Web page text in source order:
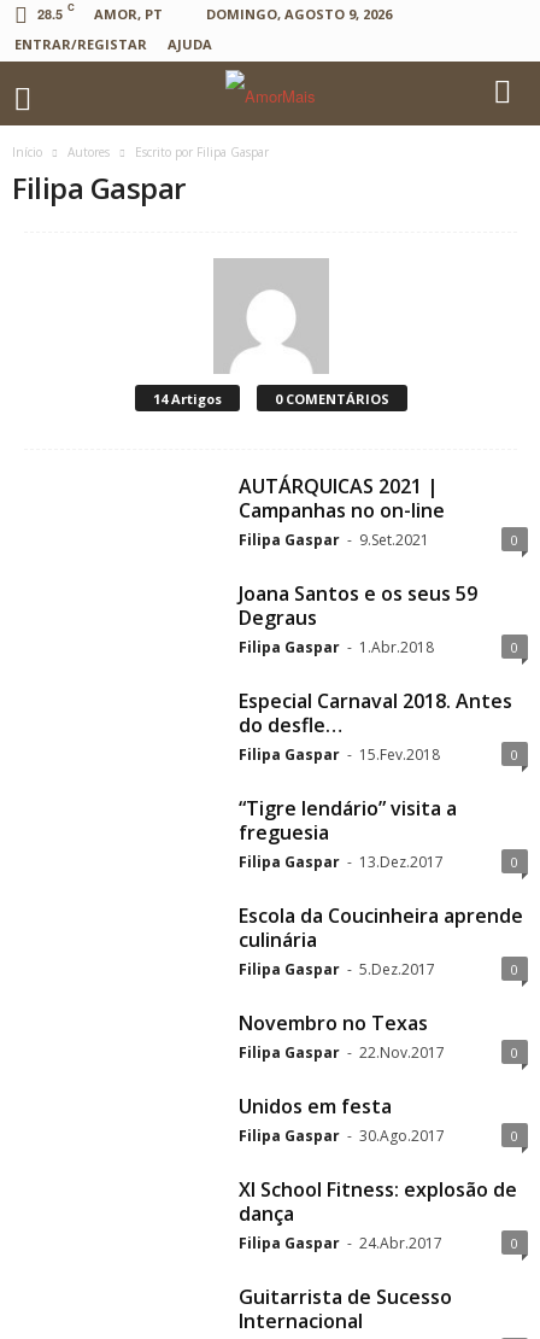
28.5 C AMOR, PT
DOMINGO, AGOSTO 9, 2026
ENTRAR/REGISTAR
AJUDA
Início Autores Escrito por Filipa Gaspar
Filipa Gaspar
14 Artigos 0 COMENTÁRIOS
AUTÁRQUICAS 2021 |
Campanhas no on-line
Filipa Gaspar - 9.Set.2021 0
Joana Santos e os seus 59
Degraus
Filipa Gaspar - 1.Abr.2018 0
Especial Carnaval 2018. Antes
do desfle…
Filipa Gaspar - 15.Fev.2018 0
“Tigre lendário” visita a
freguesia
Filipa Gaspar - 13.Dez.2017 0
Escola da Coucinheira aprende
culinária
Filipa Gaspar - 5.Dez.2017 0
Novembro no Texas
Filipa Gaspar - 22.Nov.2017 0
Unidos em festa
Filipa Gaspar - 30.Ago.2017 0
XI School Fitness: explosão de
dança
Filipa Gaspar - 24.Abr.2017 0
Guitarrista de Sucesso
Internacional